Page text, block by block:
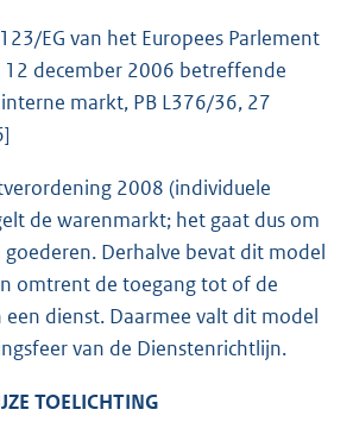
EG van het Europees Parlement
12 december 2006 betreffende
markt, PB L376/36, 27
2008 (individuele
de warenmarkt; het gaat dus om
Derhalve bevat dit model
omtrent de toegang tot of de
dienst. Daarmee valt dit model
van de Dienstenrichtlijn.
TOELICHTING